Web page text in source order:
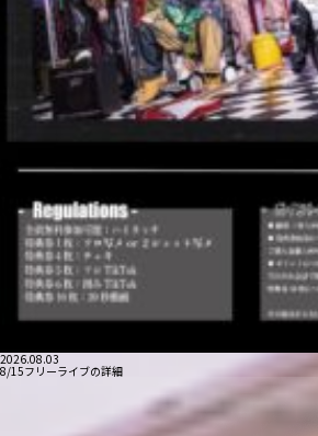
2026.08.03
8/15フリーライブの詳細